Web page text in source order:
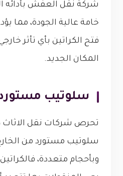
شركة نقل العفش بأدائه
خامة عالية الجودة، مما
فتح الكراتين بأي تأثر
المكان الجديد.
سلوتيب
تحرص شركات نقل الاثاث
سلوتيب مستورد من
وبأحجام متعددة،